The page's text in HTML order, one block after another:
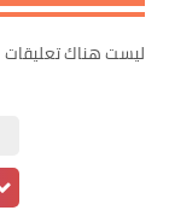
ليست هناك تعليقات